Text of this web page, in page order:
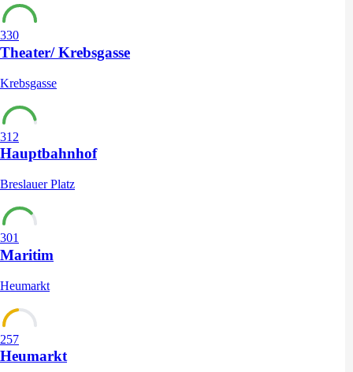
330
Theater/ Krebsgasse
Krebsgasse
312
Hauptbahnhof
Breslauer Platz
301
Maritim
Heumarkt
257
Heumarkt